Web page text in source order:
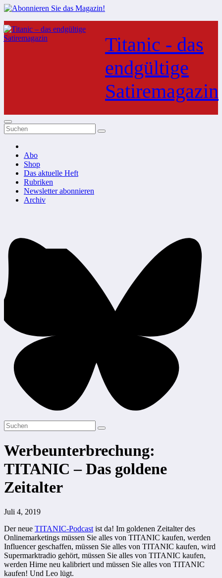
Zum
Inhalt
springen
Titanic - das
endgültige
Satiremagazin
Abo
Shop
Das aktuelle Heft
Rubriken
Newsletter abonnieren
Archiv
Werbeunterbrechung:
TITANIC – Das goldene
Zeitalter
Juli 4, 2019
Der neue TITANIC-Podcast ist da! Im goldenen Zeitalter des
Onlinemarketings müssen Sie alles von TITANIC kaufen, werden
Influencer geschaffen, müssen Sie alles von TITANIC kaufen, wird
Supermarktradio gehört, müssen Sie alles von TITANIC kaufen,
werden Hirne neu kalibriert und müssen Sie alles von TITANIC
kaufen! Und Leo lügt.